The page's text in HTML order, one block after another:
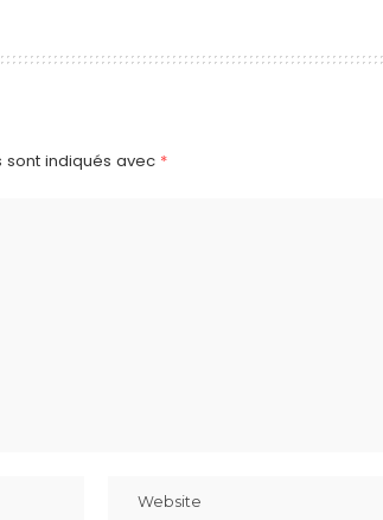
sont indiqués avec *